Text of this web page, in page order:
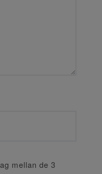
mellan de 3